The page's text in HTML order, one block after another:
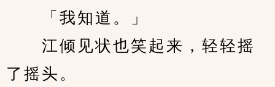
「我知道。」
江倾见状也笑起来，轻轻摇
了摇头。